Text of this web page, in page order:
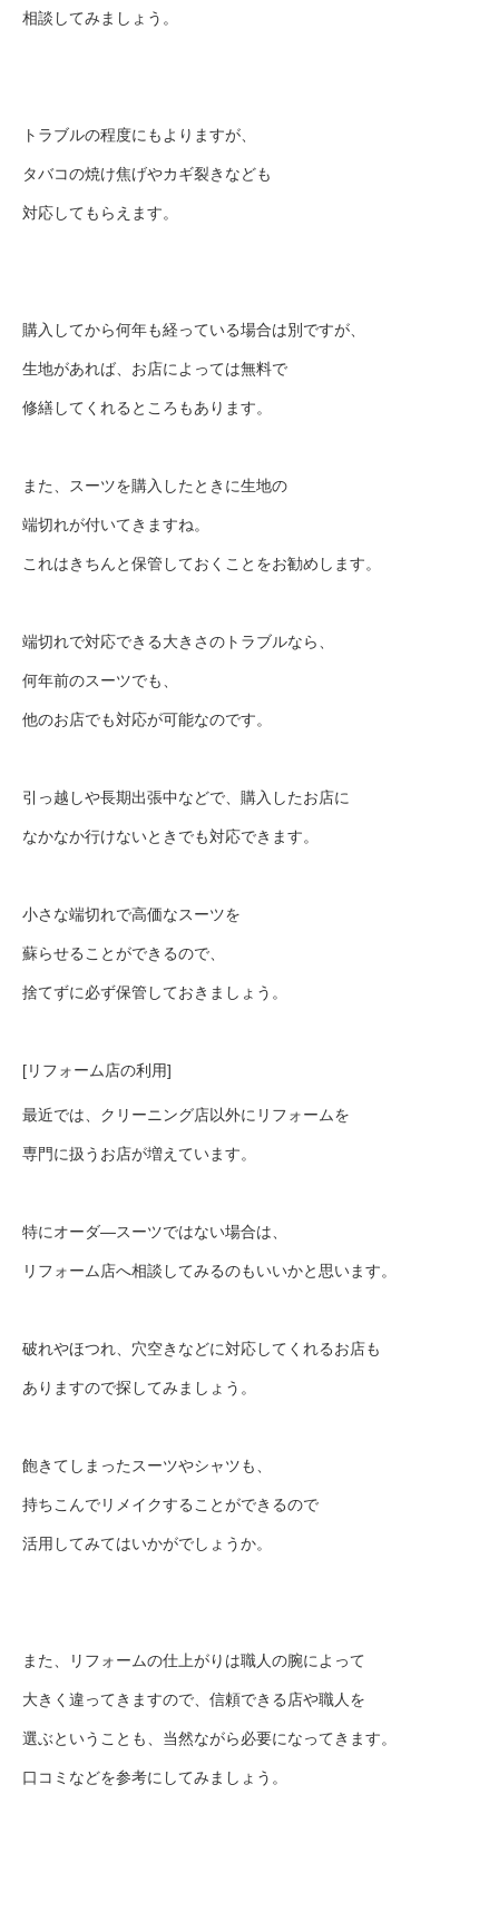
相談してみましょう。
トラブルの程度にもよりますが、
タバコの焼け焦げやカギ裂きなども
対応してもらえます。
購入してから何年も経っている場合は別ですが、
生地があれば、お店によっては無料で
修繕してくれるところもあります。
また、スーツを購入したときに生地の
端切れが付いてきますね。
これはきちんと保管しておくことをお勧めします。
端切れで対応できる大きさのトラブルなら、
何年前のスーツでも、
他のお店でも対応が可能なのです。
引っ越しや長期出張中などで、購入したお店に
なかなか行けないときでも対応できます。
小さな端切れで高価なスーツを
蘇らせることができるので、
捨てずに必ず保管しておきましょう。
[リフォーム店の利用]
最近では、クリーニング店以外にリフォームを
専門に扱うお店が増えています。
特にオーダ―スーツではない場合は、
リフォーム店へ相談してみるのもいいかと思います。
破れやほつれ、穴空きなどに対応してくれるお店も
ありますので探してみましょう。
飽きてしまったスーツやシャツも、
持ちこんでリメイクすることができるので
活用してみてはいかがでしょうか。
また、リフォームの仕上がりは職人の腕によって
大きく違ってきますので、信頼できる店や職人を
選ぶということも、当然ながら必要になってきます。
口コミなどを参考にしてみましょう。